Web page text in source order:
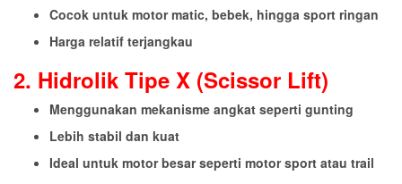
Cocok untuk motor matic, bebek, hingga sport ringan
Harga relatif terjangkau
2. Hidrolik Tipe X (Scissor Lift)
Menggunakan mekanisme angkat seperti gunting
Lebih stabil dan kuat
Ideal untuk motor besar seperti motor sport atau trail